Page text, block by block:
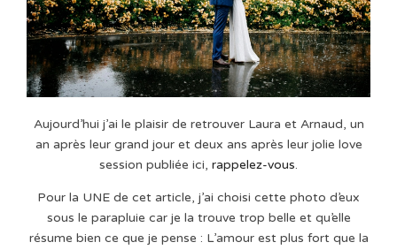
Aujourd’hui j’ai le plaisir de retrouver Laura et Arnaud, un
an après leur grand jour et deux ans après leur jolie love
session publiée ici, rappelez-vous.
Pour la UNE de cet article, j’ai choisi cette photo d’eux
sous le parapluie car je la trouve trop belle et qu’elle
résume bien ce que je pense : L’amour est plus fort que la